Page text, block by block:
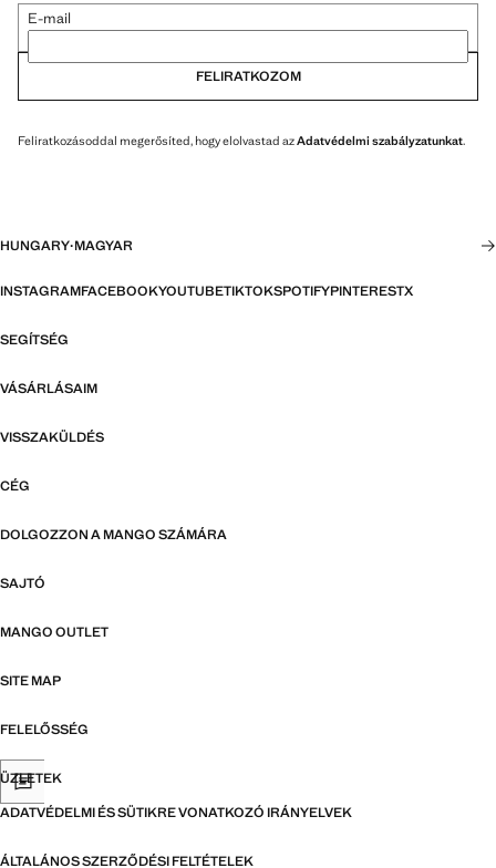
E-mail
FELIRATKOZOM
Feliratkozásoddal megerősíted, hogy elolvastad azAdatvédelmi szabályzatunkat.
HUNGARY·MAGYAR
INSTAGRAMFACEBOOKYOUTUBETIKTOKSPOTIFYPINTERESTX
SEGÍTSÉG
VÁSÁRLÁSAIM
VISSZAKÜLDÉS
CÉG
DOLGOZZON A MANGO SZÁMÁRA
SAJTÓ
MANGO OUTLET
SITE MAP
FELELŐSSÉG
ÜZLETEK
ADATVÉDELMI ÉS SÜTIKRE VONATKOZÓ IRÁNYELVEK
ÁLTALÁNOS SZERZŐDÉSI FELTÉTELEK